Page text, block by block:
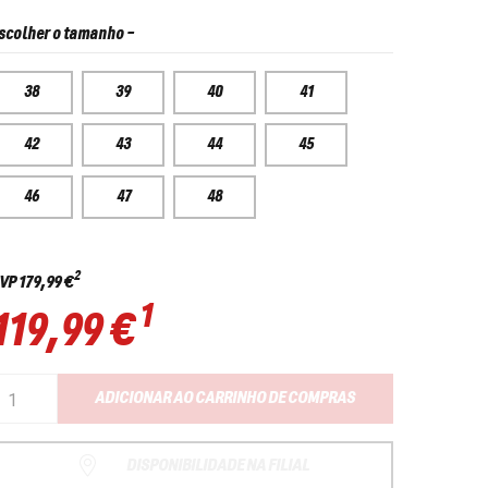
o tamanho-
38 39 40 41
42 43 44 45
46 47 48
179,99 €2
€1
ADICIONAR AO CARRINHO DE COMPRAS